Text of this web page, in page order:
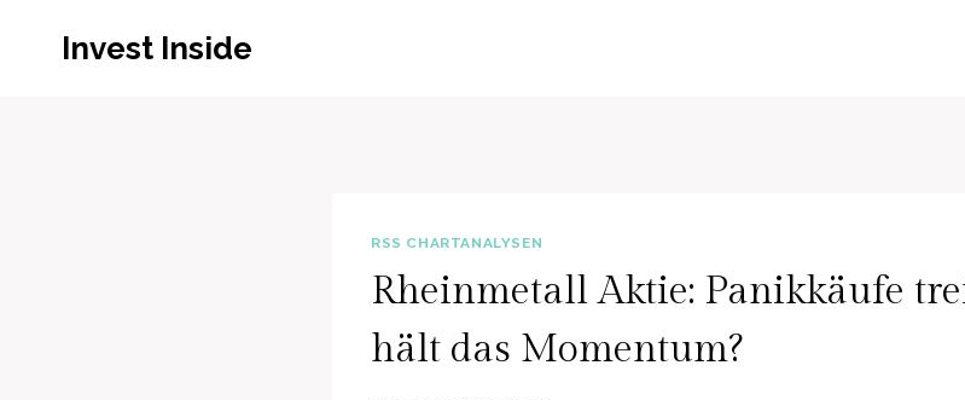
Invest Inside
RSS CHARTANALYSEN
Rheinmetall Aktie: Panikkäufe
hält das Momentum?